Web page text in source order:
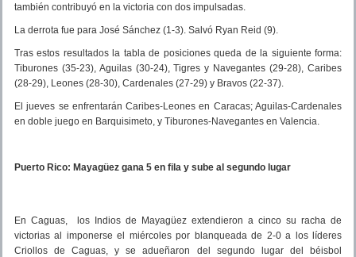
también contribuyó en la victoria con dos impulsadas.
La derrota fue para José Sánchez (1-3). Salvó Ryan Reid (9).
Tras estos resultados la tabla de posiciones queda de la siguiente forma:
Tiburones (35-23), Aguilas (30-24), Tigres y Navegantes (29-28), Caribes
(28-29), Leones (28-30), Cardenales (27-29) y Bravos (22-37).
El jueves se enfrentarán Caribes-Leones en Caracas; Aguilas-Cardenales
en doble juego en Barquisimeto, y Tiburones-Navegantes en Valencia.
Puerto Rico: Mayagüez gana 5 en fila y sube al segundo lugar
En Caguas,
los Indios de Mayagüez extendieron a cinco su racha de
victorias al imponerse el miércoles por blanqueada de 2-0 a los líderes
Criollos de Caguas, y se adueñaron del segundo lugar del béisbol